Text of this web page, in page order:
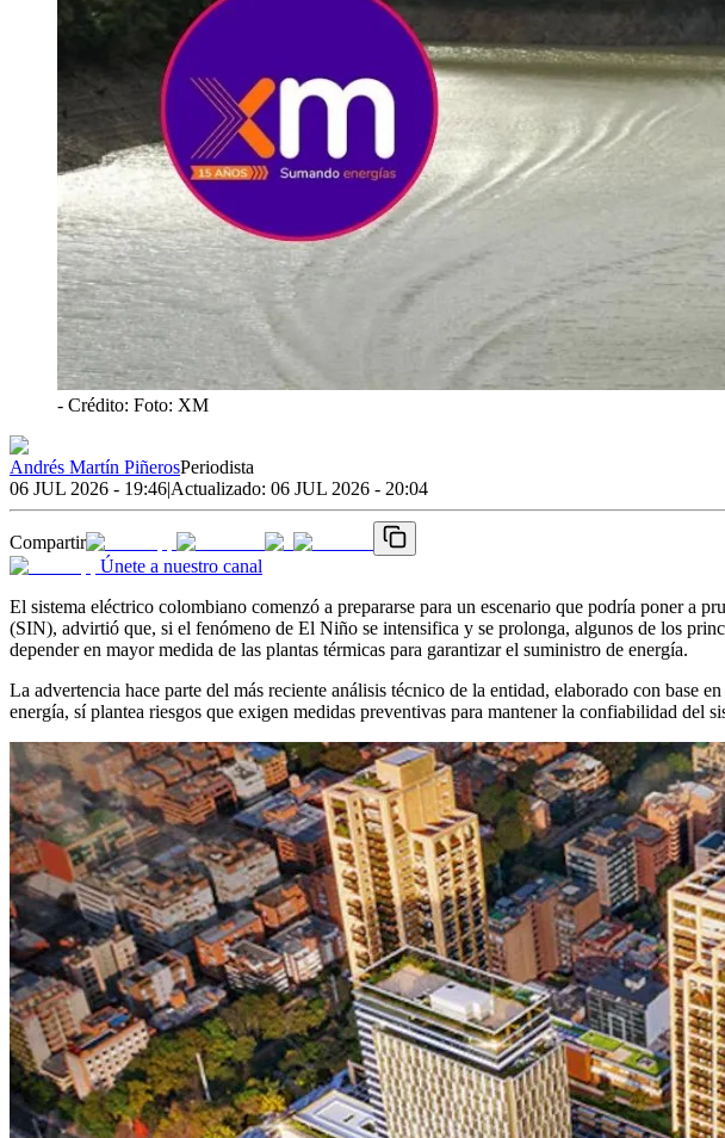
- Crédito: Foto: XM
Andrés Martín PiñerosPeriodista
06 JUL 2026 - 19:46|Actualizado: 06 JUL 2026 - 20:04
Compartir
Únete a nuestro canal
El sistema eléctrico colombiano comenzó a prepararse para un escenario que podría poner a
(SIN), advirtió que, si el fenómeno de El Niño se intensifica y se prolonga, algunos de los
depender en mayor medida de las plantas térmicas para garantizar el suministro de energía.
La advertencia hace parte del más reciente análisis técnico de la entidad, elaborado con
energía, sí plantea riesgos que exigen medidas preventivas para mantener la confiabilidad del